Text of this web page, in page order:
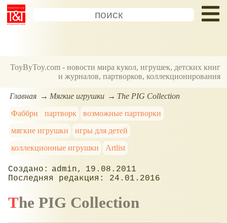
ToyByToy.com - новости мира кукол, игрушек, детских книг
и журналов, партворков, коллекционирования
Главная Мягкие игрушки
The PIG Collection
Фаббри
партворк
возможные партворки
мягкие игрушки
игры для детей
коллекционные игрушки
Artlist
admin
19.08.2011
24.01.2016
The PIG Collection